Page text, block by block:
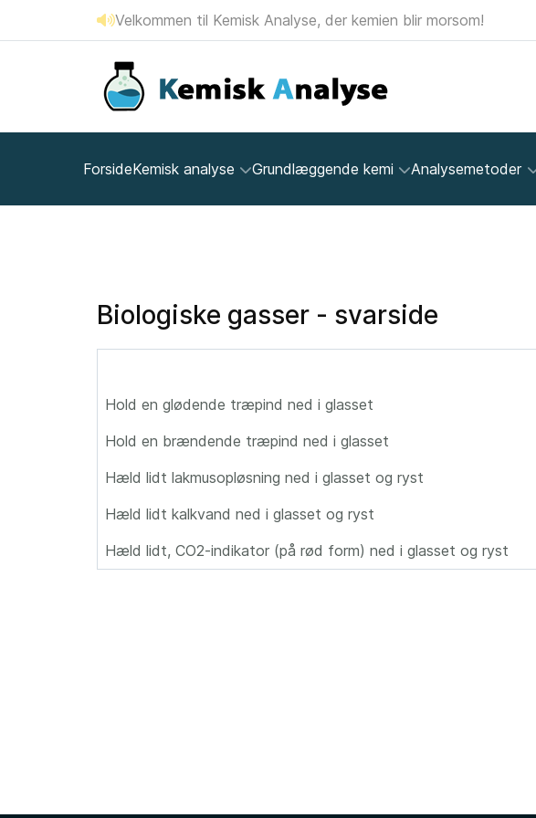
Velkommen til Kemisk Analyse, der kemien blir morsom!
ForsideKemisk analyse Grundlæggende kemi Analysemetoder
Biologiske gasser - svarside
Hold en glødende træpind ned i glasset
Hold en brændende træpind ned i glasset
Hæld lidt lakmusopløsning ned i glasset og ryst
Hæld lidt kalkvand ned i glasset og ryst
Hæld lidt, CO2-indikator (på rød form) ned i glasset og ryst